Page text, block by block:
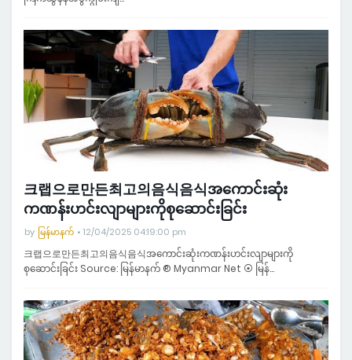
크랩으로만든최고의음식음식အကောင်းဆုံး
ကဏန်းဟင်းလျာများကိုစုဆောင်းခြင်း
by မြန်မာနက် 12/04/2025 04:19:00 pm
크랩으로만든최고의음식음식အကောင်းဆုံးကဏန်းဟင်းလျာများကို
စုဆောင်းခြင်း Source: မြန်မာနက် ® Myanmar Net ⦿ မြန်…